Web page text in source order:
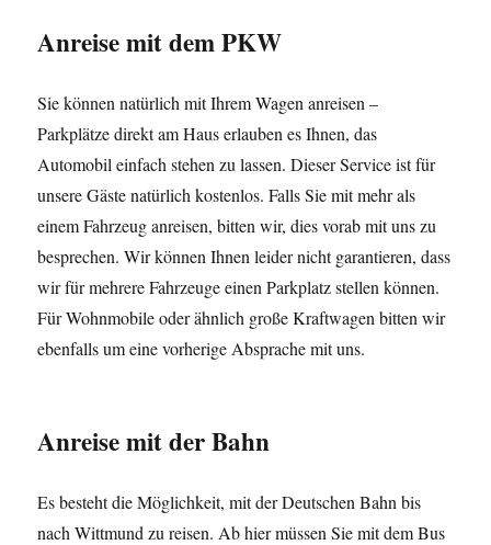
Anreise mit dem PKW
Sie können natürlich mit Ihrem Wagen anreisen –
Parkplätze direkt am Haus erlauben es Ihnen, das
Automobil einfach stehen zu lassen. Dieser Service ist für
unsere Gäste natürlich kostenlos. Falls Sie mit mehr als
einem Fahrzeug anreisen, bitten wir, dies vorab mit uns zu
besprechen. Wir können Ihnen leider nicht garantieren, dass
wir für mehrere Fahrzeuge einen Parkplatz stellen können.
Für Wohnmobile oder ähnlich große Kraftwagen bitten wir
ebenfalls um eine vorherige Absprache mit uns.
Anreise mit der Bahn
Es besteht die Möglichkeit, mit der Deutschen Bahn bis
nach Wittmund zu reisen. Ab hier müssen Sie mit dem Bus